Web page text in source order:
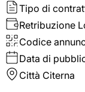
Tipo di
Retribuzione
Codice
Data di
Città Citerna